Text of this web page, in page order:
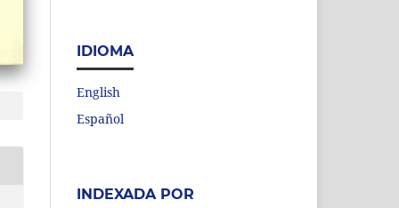
IDIOMA
English
Español
INDEXADA POR